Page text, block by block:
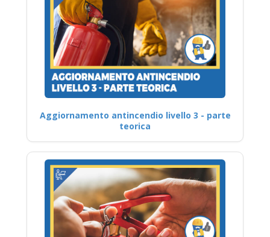
Aggiornamento antincendio livello 3 - parte
teorica